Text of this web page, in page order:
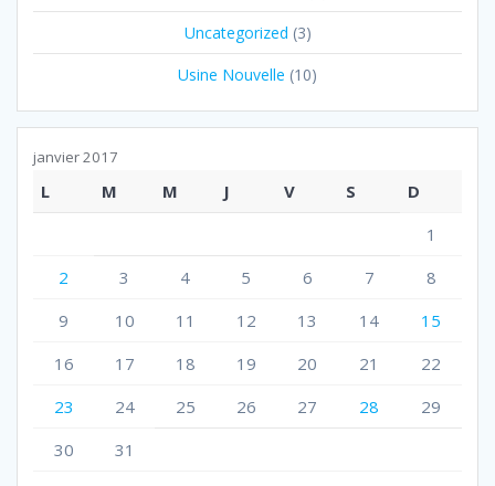
Uncategorized (3)
Usine Nouvelle (10)
janvier 2017
L M M J V S
D
1
2
3 4 5 6 7
8
9
10 11 12 13 14
15
16
17 18 19 20 21
22
23
24 25 26 27 28
29
30
31